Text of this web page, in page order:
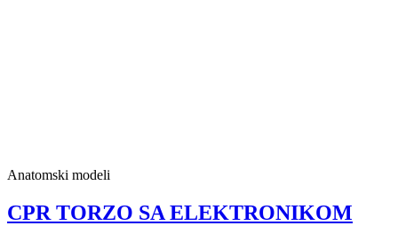
Anatomski modeli
CPR TORZO SA ELEKTRONIKOM